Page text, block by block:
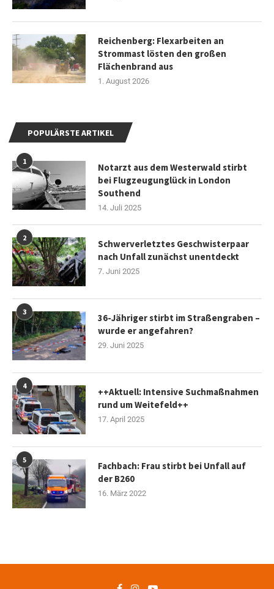
Reichenberg: Flexarbeiten an
Strommast lösten den großen
Flächenbrand aus
1. August 2026
POPULÄRSTE ARTIKEL
1
Notarzt aus dem Westerwald stirbt
bei Flugzeugunglück in London
Southend
14. Juli 2025
2
Schwerverletztes Geschwisterpaar
nach Unfall zunächst unentdeckt
7. Juni 2025
3
36-Jähriger stirbt im Straßengraben –
wurde er angefahren?
29. Juni 2025
4
++Aktuell: Intensive Suchmaßnahmen
rund um Weitefeld++
17. April 2025
5
Fachbach: Frau stirbt bei Unfall auf
der B260
16. März 2022